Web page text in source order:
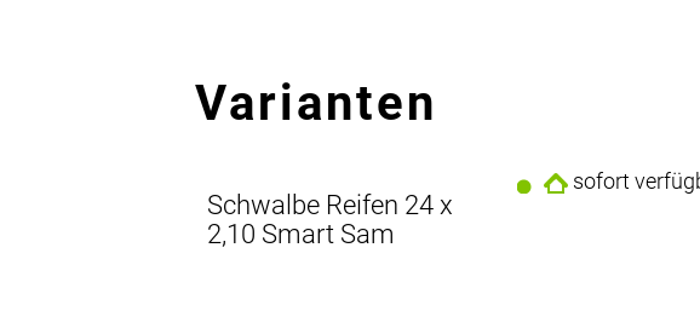
Varianten
Schwalbe Reifen 24 x
2,10 Smart Sam
sofort